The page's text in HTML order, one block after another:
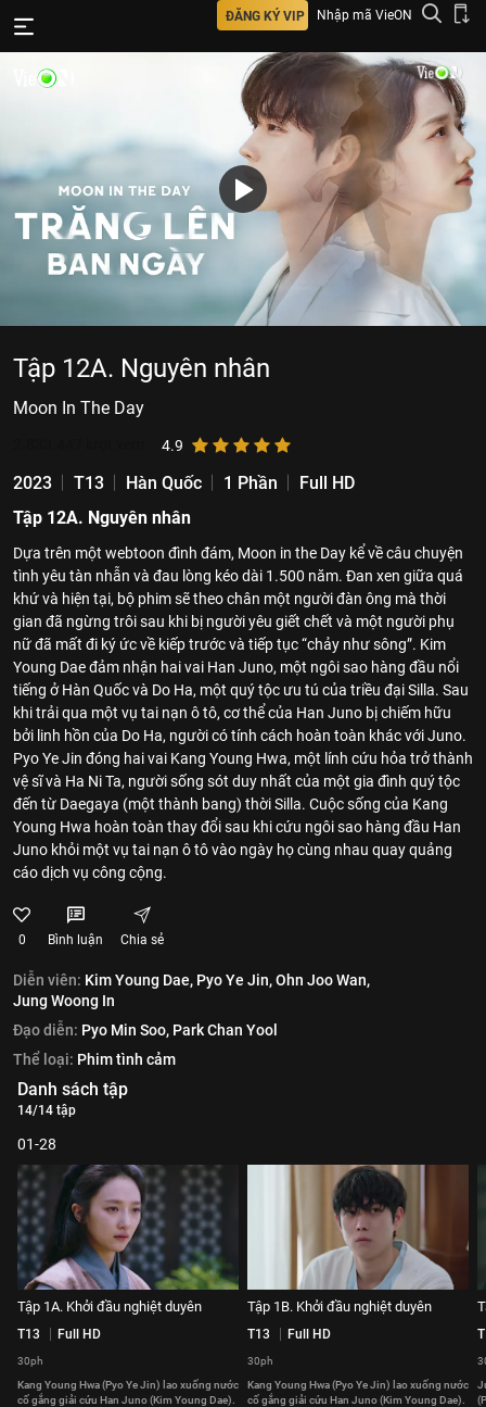
ĐĂNG KÝ VIP Nhập mã VieON
Tập 12A. Nguyên nhân
Moon In The Day
4.9
2023 T13 Hàn Quốc 1 Phần
Full HD
Tập 12A. Nguyên nhân
Dựa trên một webtoon đình đám, Moon in the Day kể về câu chuyện
tình yêu tàn nhẫn và đau lòng kéo dài 1.500 năm. Đan xen giữa quá
khứ và hiện tại, bộ phim sẽ theo chân một người đàn ông mà thời
gian đã ngừng trôi sau khi bị người yêu giết chết và một người phụ
nữ đã mất đi ký ức về kiếp trước và tiếp tục “chảy như sông”. Kim
Young Dae đảm nhận hai vai Han Juno, một ngôi sao hàng đầu nổi
tiếng ở Hàn Quốc và Do Ha, một quý tộc ưu tú của triều đại Silla. Sau
khi trải qua một vụ tai nạn ô tô, cơ thể của Han Juno bị chiếm hữu
bởi linh hồn của Do Ha, người có tính cách hoàn toàn khác với Juno.
Pyo Ye Jin đóng hai vai Kang Young Hwa, một lính cứu hỏa trở thành
vệ sĩ và Ha Ni Ta, người sống sót duy nhất của một gia đình quý tộc
đến từ Daegaya (một thành bang) thời Silla. Cuộc sống của Kang
Young Hwa hoàn toàn thay đổi sau khi cứu ngôi sao hàng đầu Han
Juno khỏi một vụ tai nạn ô tô vào ngày họ cùng nhau quay quảng
cáo dịch vụ công cộng.
0 Bình luận Chia sẻ
Diễn viên: Kim Young Dae, Pyo Ye Jin,Ohn Joo Wan,
Jung Woong In
Đạo diễn: Pyo Min Soo, Park Chan Yool
Thể loại: Phim tình cảm
Danh sách tập
14/14 tập
01-28
Tập 1A. Khởi đầu nghiệt duyên
T13 Full HD
30ph
Kang Young Hwa (Pyo Ye Jin) lao xuống nước
cố gắng giải cứu Han Juno (Kim Young Dae).
Tập 1B. Khởi đầu nghiệt duyên
T13 Full HD
30ph
Kang Young Hwa (Pyo Ye Jin) lao xuống nước
cố gắng giải cứu Han Juno (Kim Young Dae).